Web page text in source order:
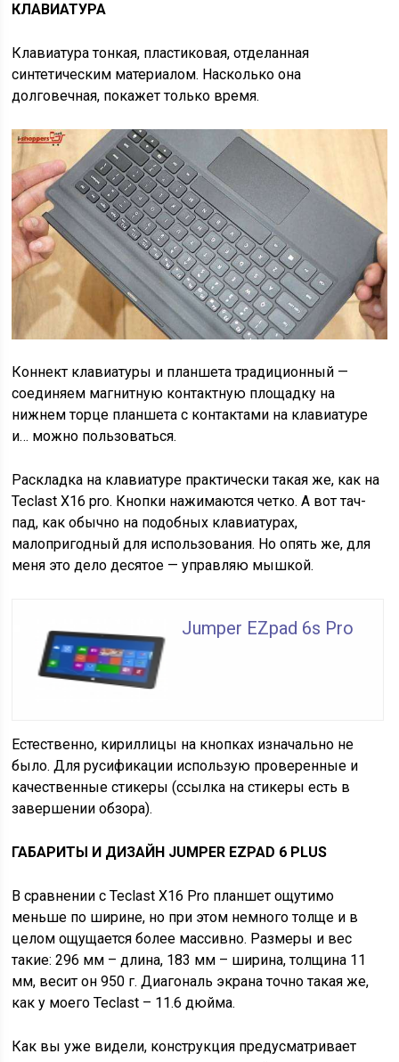
КЛАВИАТУРА
Клавиатура тонкая, пластиковая, отделанная
синтетическим материалом. Насколько она
долговечная, покажет только время.
Коннект клавиатуры и планшета традиционный —
соединяем магнитную контактную площадку на
нижнем торце планшета с контактами на клавиатуре
и… можно пользоваться.
Раскладка на клавиатуре практически такая же, как на
Teclast X16 pro. Кнопки нажимаются четко. А вот тач-
пад, как обычно на подобных клавиатурах,
малопригодный для использования. Но опять же, для
меня это дело десятое — управляю мышкой.
Jumper EZpad 6s Pro
Естественно, кириллицы на кнопках изначально не
было. Для русификации использую проверенные и
качественные стикеры (ссылка на стикеры есть в
завершении обзора).
ГАБАРИТЫ И ДИЗАЙН JUMPER EZPAD 6 PLUS
В сравнении с Teclast X16 Pro планшет ощутимо
меньше по ширине, но при этом немного толще и в
целом ощущается более массивно. Размеры и вес
такие: 296 мм – длина, 183 мм – ширина, толщина 11
мм, весит он 950 г. Диагональ экрана точно такая же,
как у моего Teclast – 11.6 дюйма.
Как вы уже видели, конструкция предусматривает